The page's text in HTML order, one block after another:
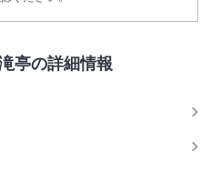
亭の詳細情報